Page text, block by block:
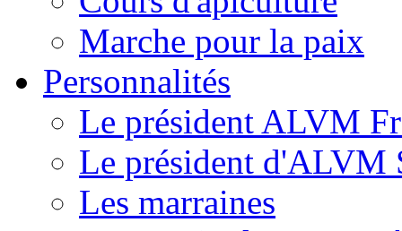
Marche pour la paix
Personnalités
Le président ALVM
Le président d'ALVM
Les marraines